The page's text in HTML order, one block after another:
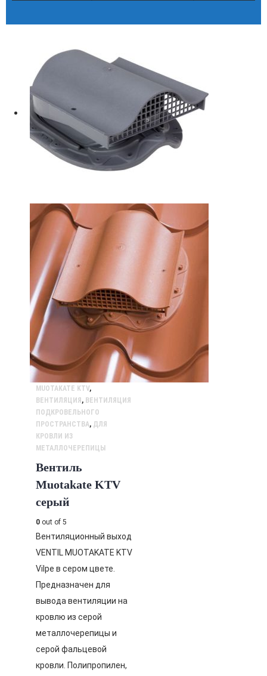
MUOTAKATE KTV,
ВЕНТИЛЯЦИЯ , ВЕНТИЛЯЦИЯ
ПОДКРОВЕЛЬНОГО
ПРОСТРАНСТВА, ДЛЯ
КРОВЛИ ИЗ
МЕТАЛЛОЧЕРЕПИЦЫ
Вентиль
Muotakate KTV
серый
0 out of 5
Вентиляционный выход
VENTIL MUOTAKATE KTV
Vilpe в сером цвете.
Предназначен для
вывода вентиляции на
кровлю из серой
металлочерепицы и
серой фальцевой
кровли. Полипропилен,